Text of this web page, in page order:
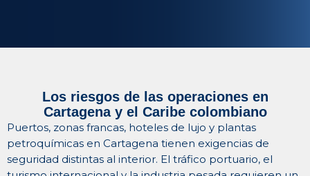
Los riesgos de las operaciones en
Cartagena y el Caribe colombiano
Puertos, zonas francas, hoteles de lujo y plantas
petroquímicas en Cartagena tienen exigencias de
seguridad distintas al interior. El tráfico portuario, el